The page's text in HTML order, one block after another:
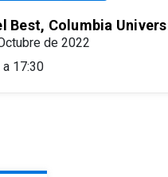
Best, Columbia
de 2022
a 17:30